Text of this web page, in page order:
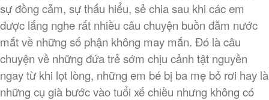
Báo chí
Hoạt động chung
Log in
sự đồng cảm, sự thấu hiểu, sẻ chia sau khi các em
được lắng nghe rất nhiều câu chuyện buồn đẫm nước
mắt về những số phận không may mắn. Đó là câu
chuyện về những đứa trẻ sớm chịu cảnh tật nguyền
ngay từ khi lọt lòng, những em bé bị ba mẹ bỏ rơi hay là
những cụ già bước vào tuổi xế chiều nhưng không có